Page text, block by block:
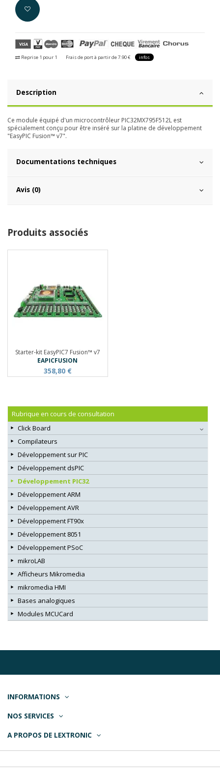
Reprise 1 pour 1 Frais de port à partir de 7.90 € infos
Description
Ce module équipé d'un microcontrôleur PIC32MX795F512L est
spécialement conçu pour être inséré sur la platine de développement
"EasyPIC Fusion™ v7".
Documentations techniques
Avis (0)
Produits associés
Starter-kit EasyPIC7 Fusion™ v7
EAPICFUSION
358,80 €
Rubrique en cours de consultation
Click Board
Compilateurs
Développement sur PIC
Développement dsPIC
Développement PIC32
Développement ARM
Développement AVR
Développement FT90x
Développement 8051
Développement PSoC
mikroLAB
Afficheurs Mikromedia
mikromedia HMI
Bases analogiques
Modules MCUCard
INFORMATIONS
NOS SERVICES
A PROPOS DE LEXTRONIC